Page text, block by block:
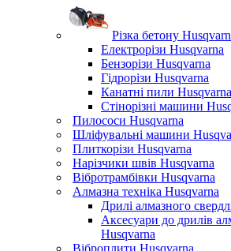
Різка бетону
Електрорізи Husqvarna
Бензорізи Husqvarna
Гідрорізи Husqvarna
Канатні пили Husqvarna
Стінорізні машини
Пилососи Husqvarna
Шліфувальні машини
Плиткорізи Husqvarna
Нарізчики швів Husqvarna
Вібротрамбівки Husqvarna
Алмазна техніка Husqvarna
Дрилі алмазного
Аксесуари до дрилів
Husqvarna
Віброплити Husqvarna